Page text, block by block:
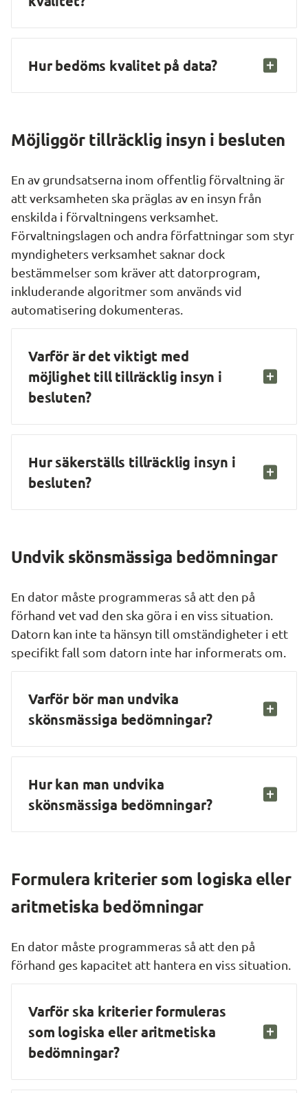
Hur bedöms kvalitet på data?
Möjliggör tillräcklig insyn i besluten
En av grundsatserna inom offentlig förvaltning är
att verksamheten ska präglas av en insyn från
enskilda i förvaltningens verksamhet.
Förvaltningslagen och andra författningar som styr
myndigheters verksamhet saknar dock
bestämmelser som kräver att datorprogram,
inkluderande algoritmer som används vid
automatisering dokumenteras.
Varför är det viktigt med
möjlighet till tillräcklig insyn i
besluten?
Hur säkerställs tillräcklig insyn i
besluten?
Undvik skönsmässiga bedömningar
En dator måste programmeras så att den på
förhand vet vad den ska göra i en viss situation.
Datorn kan inte ta hänsyn till omständigheter i ett
specifikt fall som datorn inte har informerats om.
Varför bör man undvika
skönsmässiga bedömningar?
Hur kan man undvika
skönsmässiga bedömningar?
Formulera kriterier som logiska eller
aritmetiska bedömningar
En dator måste programmeras så att den på
förhand ges kapacitet att hantera en viss situation.
Varför ska kriterier formuleras
som logiska eller aritmetiska
bedömningar?